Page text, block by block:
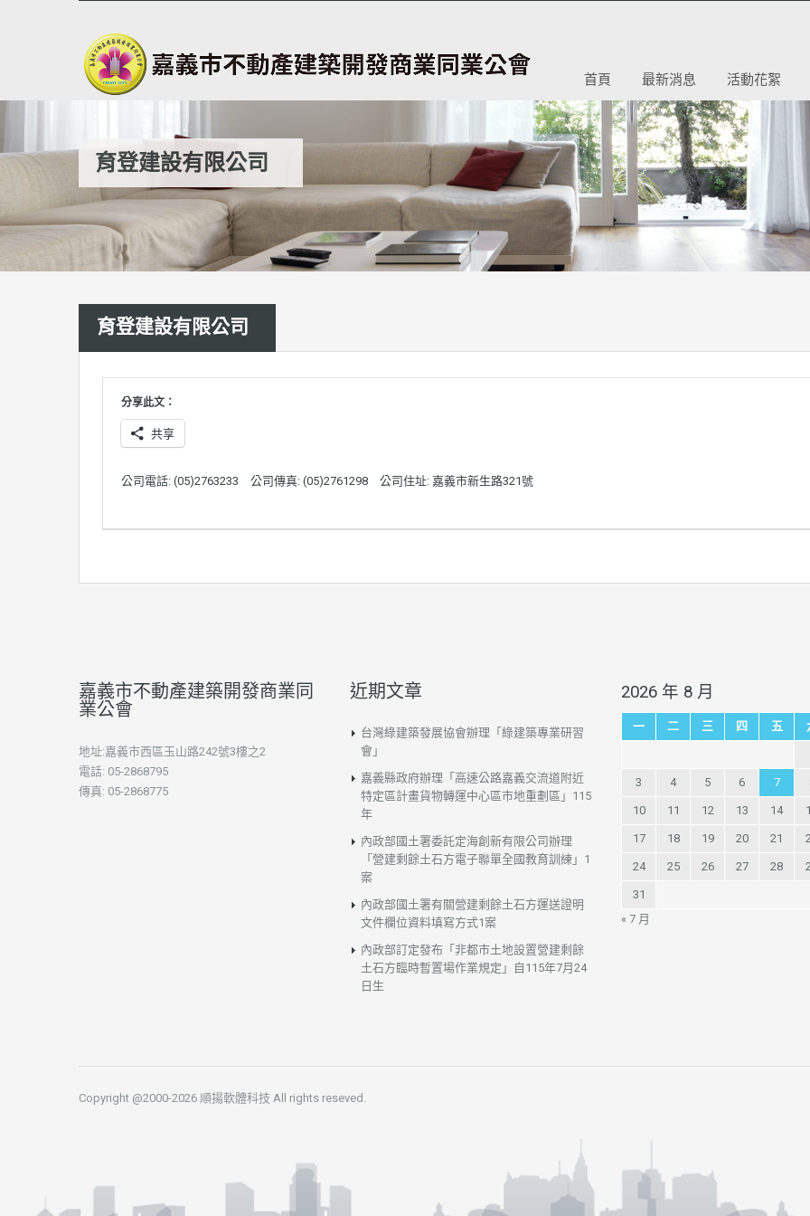
首頁 最新消息 活動花絮
育登建設有限公司
育登建設有限公司
分享此文：
共享
公司電話: (05)2763233 公司傳真: (05)2761298 公司住址: 嘉義市新生路321號
嘉義市不動產建築開發商業同
業公會
地址:嘉義市西區玉山路242號3樓之2
電話: 05-2868795
傳真: 05-2868775
近期文章
台灣綠建築發展協會辦理「綠建築專業研習
會」
嘉義縣政府辦理「高速公路嘉義交流道附近
特定區計畫貨物轉運中心區市地重劃區」115
年
內政部國土署委託定海創新有限公司辦理
「營建剩餘土石方電子聯單全國教育訓練」1
案
內政部國土署有關營建剩餘土石方運送證明
文件欄位資料填寫方式1案
內政部訂定發布「非都市土地設置營建剩餘
土石方臨時暫置場作業規定」自115年7月24
日生
2026 年 8 月
一 二 三 四 五
3 4 5 6 7
10 11 12 13 14
17 18 19 20 21
24 25 26 27 28
31
« 7 月
Copyright @2000-2026 順揚軟體科技 All rights reseved.